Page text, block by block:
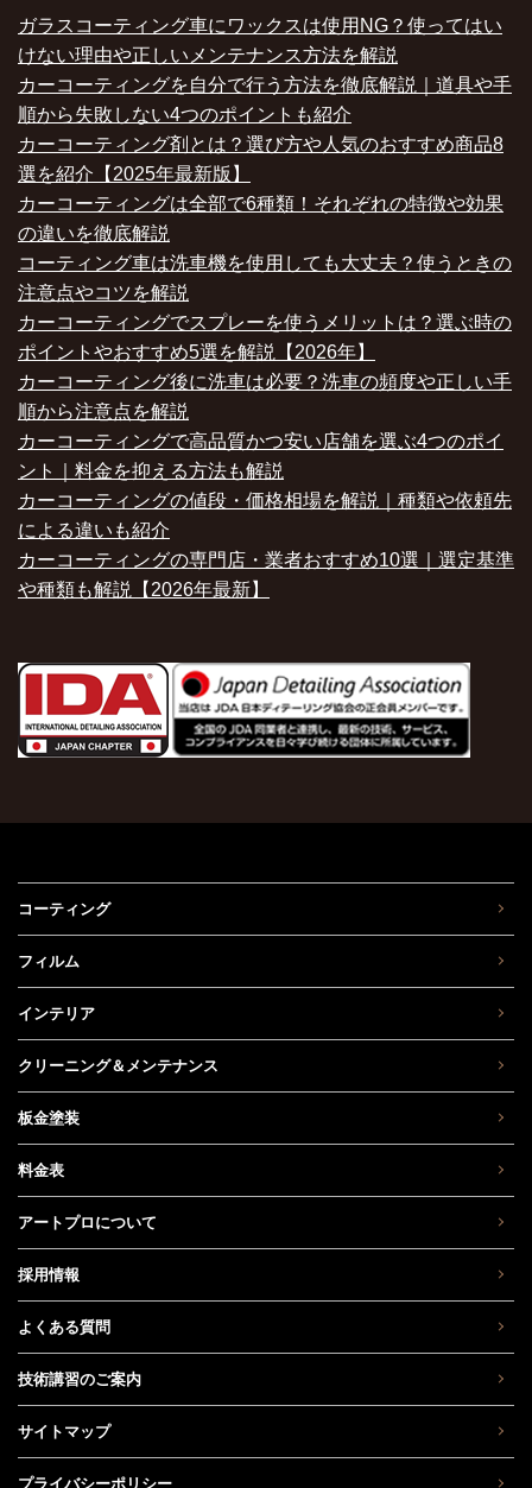
ガラスコーティング車にワックスは使用NG？使ってはい
けない理由や正しいメンテナンス方法を解説
カーコーティングを自分で行う方法を徹底解説｜道具や手
順から失敗しない4つのポイントも紹介
カーコーティング剤とは？選び方や人気のおすすめ商品8
選を紹介【2025年最新版】
カーコーティングは全部で6種類！それぞれの特徴や効果
の違いを徹底解説
コーティング車は洗車機を使用しても大丈夫？使うときの
注意点やコツを解説
カーコーティングでスプレーを使うメリットは？選ぶ時の
ポイントやおすすめ5選を解説【2026年】
カーコーティング後に洗車は必要？洗車の頻度や正しい手
順から注意点を解説
カーコーティングで高品質かつ安い店舗を選ぶ4つのポイ
ント｜料金を抑える方法も解説
カーコーティングの値段・価格相場を解説｜種類や依頼先
による違いも紹介
カーコーティングの専門店・業者おすすめ10選｜選定基準
や種類も解説【2026年最新】
コーティング
フィルム
インテリア
クリーニング＆メンテナンス
板金塗装
料金表
アートプロについて
採用情報
よくある質問
技術講習のご案内
サイトマップ
プライバシーポリシー